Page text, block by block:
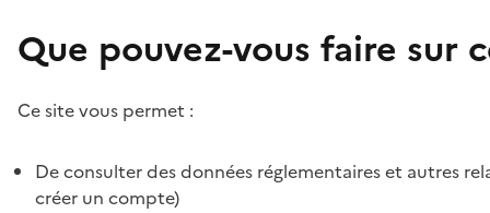
Que pouvez-vous faire sur
Ce site vous permet :
De consulter des données réglementaires et autres
créer un compte)